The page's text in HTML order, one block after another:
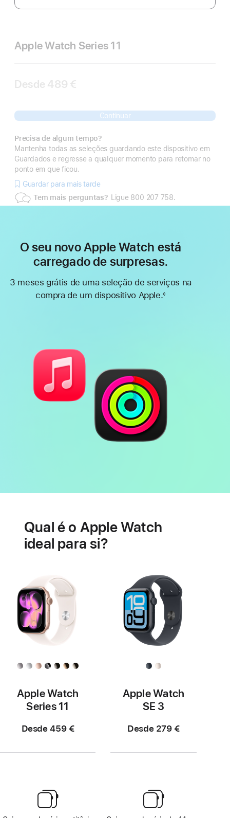
Apple Watch Series 11
Desde 489 €
Continuar
Precisa de algum tempo?
Mantenha todas as seleções guardando este dispositivo em
Guardados e regresse a qualquer momento para retomar no
ponto em que ficou.
Guardar para mais tarde
Tem mais perguntas?
Ligue 800 207 758.
O seu novo Apple Watch está
carregado de surpresas.
3 meses grátis de uma seleção de serviços na
compra de um dispositivo Apple.◊
Qual é o Apple Watch
ideal para si?
Apple Watch
Series 11
Desde 459 €
Apple Watch
SE 3
Desde 279 €